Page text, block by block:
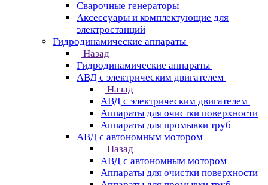
Сварочные генераторы
Аксессуары и комплектующие для
электростанций
Гидродинамические аппараты
Назад
Гидродинамические аппараты
АВД с электрическим двигателем
Назад
АВД с электрическим двигателем
Аппараты для очистки поверхности
Аппараты для промывки труб
АВД с автономным мотором
Назад
АВД с автономным мотором
Аппараты для очистки поверхности